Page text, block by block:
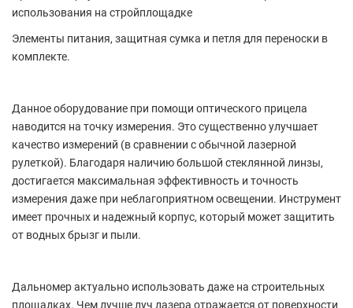
использования на стройплощадке
Элементы питания, защитная сумка и петля для переноски в
комплекте.
Данное оборудование при помощи оптического прицела
наводится на точку измерения. Это существенно улучшает
качество измерений (в сравнении с обычной лазерной
рулеткой). Благодаря наличию большой стеклянной линзы,
достигается максимальная эффективность и точность
измерения даже при неблагоприятном освещении. Инструмент
имеет прочных и надежный корпус, который может защитить
от водных брызг и пыли.
Дальномер актуально использовать даже на строительных
площадках. Чем лучше луч лазера отражается от поверхности